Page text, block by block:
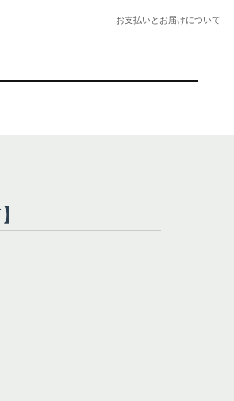
さい
い
お支払いとお届けについて